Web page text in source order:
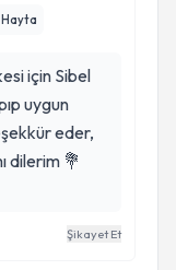
Hayta
için Sibel
uygun
eder,
dilerim 💐
Şikayet Et